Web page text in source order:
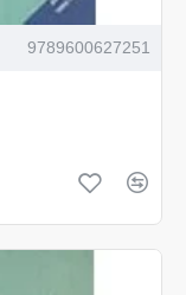
9789600627251